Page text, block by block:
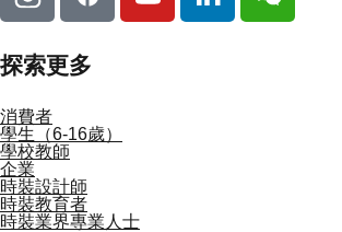
探索更多
消費者
學生（6-16歲）
學校教師
企業
時裝設計師
時裝教育者
時裝業界專業人士